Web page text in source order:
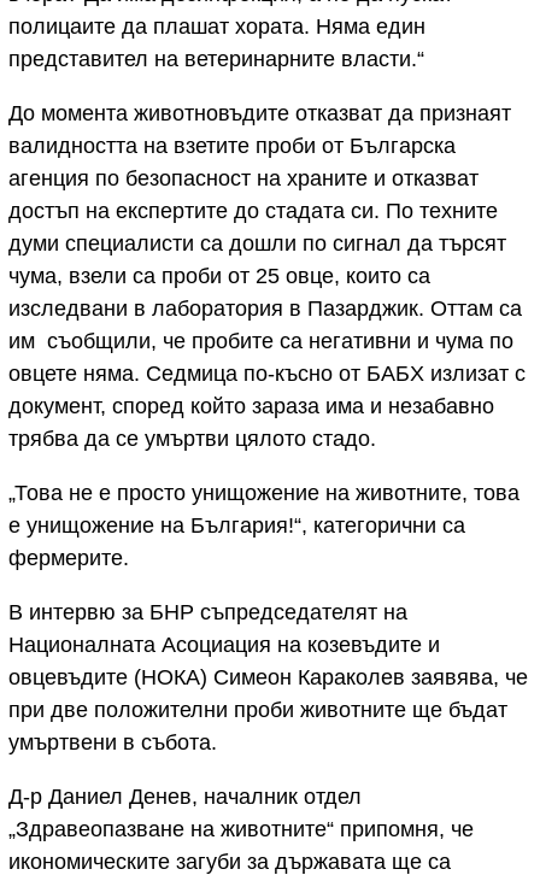
полицаите да плашат хората. Няма един
представител на ветеринарните власти.“
До момента животновъдите отказват да признаят
валидността на взетите проби от Българска
агенция по безопасност на храните и отказват
достъп на експертите до стадата си. По техните
думи специалисти са дошли по сигнал да търсят
чума, взели са проби от 25 овце, които са
изследвани в лаборатория в Пазарджик. Оттам са
им съобщили, че пробите са негативни и чума по
овцете няма. Седмица по-късно от БАБХ излизат с
документ, според който зараза има и незабавно
трябва да се умъртви цялото стадо.
„Това не е просто унищожение на животните, това
е унищожение на България!“, категорични са
фермерите.
В интервю за БНР съпредседателят на
Националната Асоциация на козевъдите и
овцевъдите (НОКА) Симеон Караколев заявява, че
при две положителни проби животните ще бъдат
умъртвени в събота.
Д-р Даниел Денев, началник отдел
„Здравеопазване на животните“ припомня, че
икономическите загуби за държавата ще са